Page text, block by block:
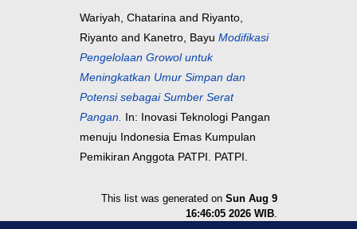
Wariyah, Chatarina and Riyanto,
Riyanto and Kanetro, Bayu Modifikasi
Pengelolaan Growol untuk
Meningkatkan Umur Simpan dan
Potensi sebagai Sumber Serat
Pangan. In: Inovasi Teknologi Pangan
menuju Indonesia Emas Kumpulan
Pemikiran Anggota PATPI. PATPI.
This list was generated on Sun Aug 9
16:46:05 2026 WIB.